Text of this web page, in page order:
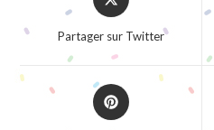
in
new
Partager sur Twitter
Opens
in